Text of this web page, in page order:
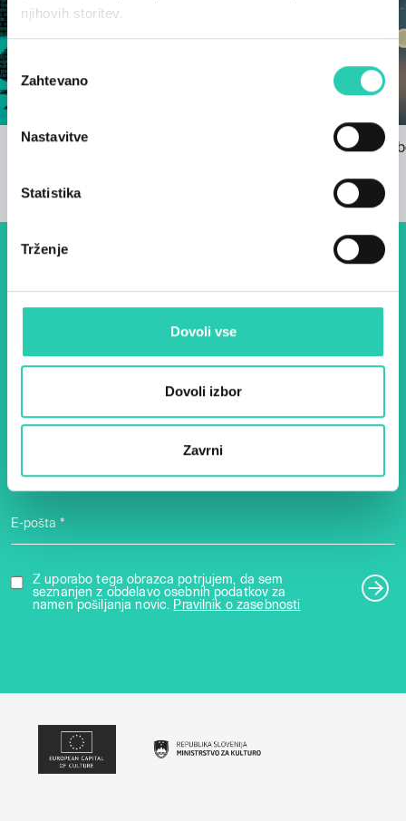
njihovih storitev.
Izbira
soglasja
Zahtevano
Nastavitve
Statistika
Trženje
Dovoli vse
Dovoli izbor
Zavrni
Manj kot 100 dni do goriškega
Brezmejne
22/11/2024
Dogodki, članki in zgodbe iz
evropske prestolnice kulture
– prijavite se na naš novičnik
in ostanite na tekočem z
našimi aktivnostmi.
Priimek *
E-pošta *
Z uporabo tega obrazca potrjujem, da sem
seznanjen z obdelavo osebnih podatkov za
namen pošiljanja novic.
Pravilnik o zasebnosti